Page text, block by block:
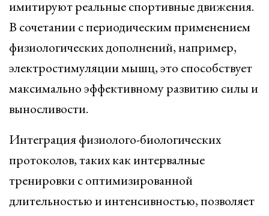
имитируют реальные спортивные движения.
В сочетании с периодическим применением
физиологических дополнений, например,
электростимуляции мышц, это способствует
максимально эффективному развитию силы и
выносливости.
Интеграция физиолого-биологических
протоколов, таких как интервалные
тренировки с оптимизированной
длительностью и интенсивностью, позволяет